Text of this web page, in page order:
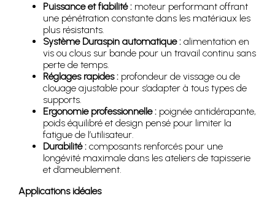
Puissance et fiabilité : moteur performant offrant
une pénétration constante dans les matériaux les
plus résistants.
Système Duraspin automatique : alimentation en
vis ou clous sur bande pour un travail continu sans
perte de temps.
Réglages rapides : profondeur de vissage ou de
clouage ajustable pour s’adapter à tous types de
supports.
Ergonomie professionnelle : poignée antidérapante,
poids équilibré et design pensé pour limiter la
fatigue de l’utilisateur.
Durabilité : composants renforcés pour une
longévité maximale dans les ateliers de tapisserie
et d’ameublement.
Applications idéales